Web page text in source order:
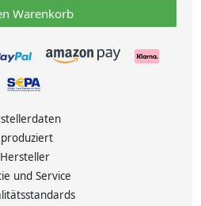
Warenkorb
und Service